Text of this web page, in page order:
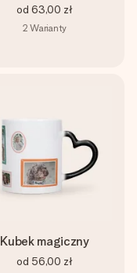
od 63,00 zł
2 Warianty
Kubek magiczny
od 56,00 zł